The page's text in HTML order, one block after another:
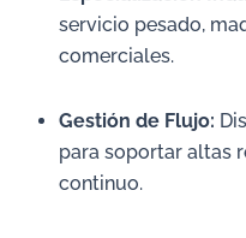
servicio pesado,
comerciales.
Gestión de Flujo:
para soportar altas
continuo.